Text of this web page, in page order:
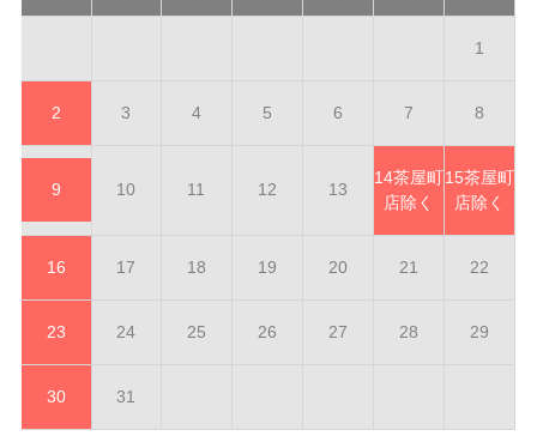
1
2 3 4 5 6 7 8
9 10 11 12 13
14茶屋町
店除く
15茶屋町
店除く
16 17 18 19 20 21 22
23 24 25 26 27 28 29
30 31